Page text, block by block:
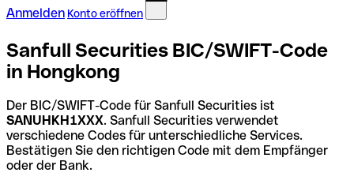
Anmelden Konto eröffnen
Sanfull Securities BIC/SWIFT-Code
in Hongkong
Der BIC/SWIFT-Code für Sanfull Securities ist
SANUHKH1XXX. Sanfull Securities verwendet
verschiedene Codes für unterschiedliche Services.
Bestätigen Sie den richtigen Code mit dem Empfänger
oder der Bank.